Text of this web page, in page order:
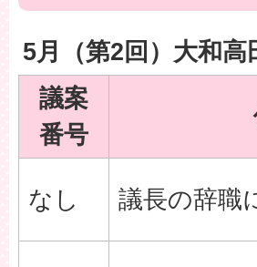
5月（第2回）大和
議案
番号
なし 議長の辞職